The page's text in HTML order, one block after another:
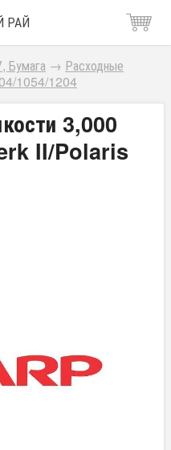
РАЙ
Бумага → Расходные
1054/1204
3,000
II/Polaris